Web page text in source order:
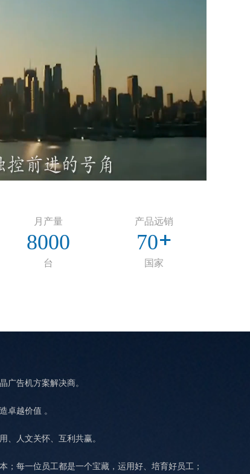
月产量
8000
台
产品远销
70
国家
广告机方案解决商。
卓越价值 。
、人文关怀、互利共赢。
；每一位员工都是一个宝藏，运用好、培育好员工；